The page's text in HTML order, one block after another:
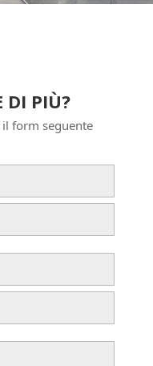
DI PIÙ?
form seguente